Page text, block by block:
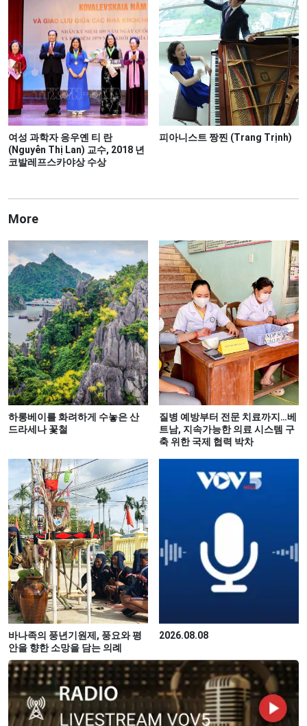
여성 과학자 응우옌 티 란
(Nguyễn Thị Lan) 교수, 2018 년
코발레프스카야상 수상
피아니스트 짱찐 (Trang Trịnh)
More
하롱베이를 화려하게 수놓은 산
드라세나 꽃철
질병 예방부터 전문 치료까지…베
트남, 지속가능한 의료 시스템 구
축 위한 국제 협력 박차
바나족의 풍년기원제, 풍요와 평
안을 향한 소망을 담는 의례
2026.08.08